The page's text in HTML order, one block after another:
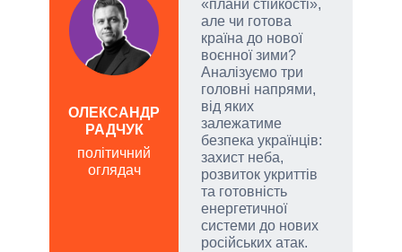
«плани стійкості»,
але чи готова
країна до нової
воєнної зими?
Аналізуємо три
головні напрями,
від яких
залежатиме
безпека українців:
захист неба,
розвиток укриттів
та готовність
енергетичної
системи до нових
російських атак.
ОЛЕКСАНДР
РАДЧУК
політичний
оглядач